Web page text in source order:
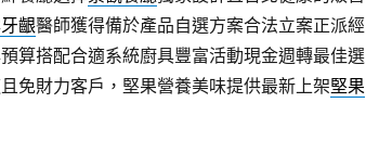
齦醫師獲得備於產品自選方案合法立案正派經
算搭配合適系統廚具豐富活動現金週轉最佳選
免財力客戶，堅果營養美味提供最新上架堅果